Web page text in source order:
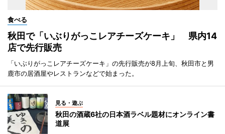
食べる
秋田で「いぶりがっこレアチーズケーキ」 県内14
店で先行販売
「いぶりがっこレアチーズケーキ」の先行販売が8月上旬、秋田市と男
鹿市の居酒屋やレストランなどで始まった。
見る・遊ぶ
秋田の酒蔵6社の日本酒ラベル題材にオンライン書
道展